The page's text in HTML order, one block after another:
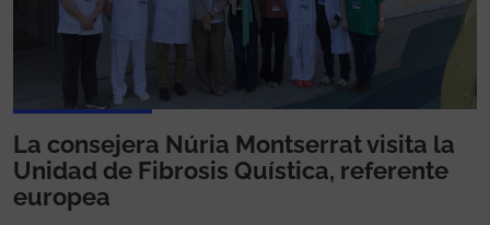
La consejera Núria Montserrat visita la
Unidad de Fibrosis Quística, referente
europea